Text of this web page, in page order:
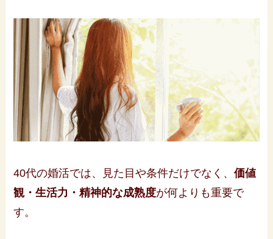
40代の婚活では、見た目や条件だけでなく、価値
観・生活力・精神的な成熟度が何よりも重要で
す。